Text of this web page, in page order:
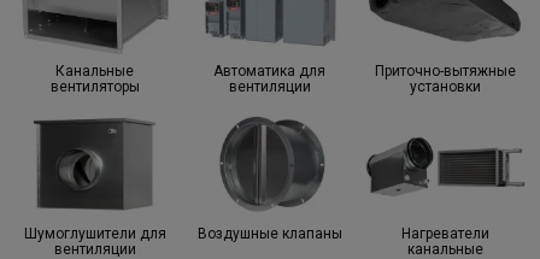
Канальные
вентиляторы
Автоматика для
вентиляции
Приточно-вытяжные
установки
Шумоглушители для
вентиляции
Воздушные клапаны
Нагреватели
канальные